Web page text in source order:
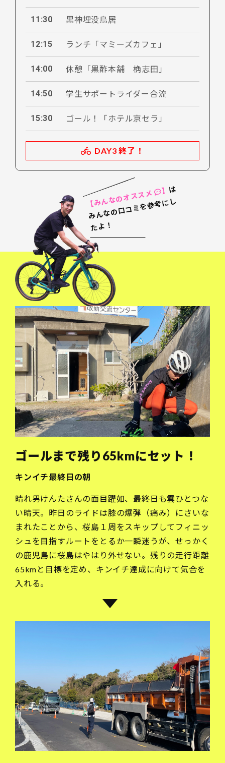
11:30 黒神埋没鳥居
12:15 ランチ「マミーズカフェ」
14:00 休憩「黒酢本舗 桷志田」
14:50 学生サポートライダー合流
15:30 ゴール！「ホテル京セラ」
DAY3 終了！
【みんなのオススメ 】は
み
ん
な
の
口
コ
ミ
を
参
考
に
し
た
よ
！
ゴールまで残り65kmにセット！
キンイチ最終日の朝
晴れ男けんたさんの面目躍如、最終日も雲ひとつな
い晴天。昨日のライドは膝の爆弾（痛み）にさいな
まれたことから、桜島１周をスキップしてフィニッ
シュを目指すルートをとるか一瞬迷うが、せっかく
の鹿児島に桜島はやはり外せない。残りの走行距離
65kmと目標を定め、キンイチ達成に向けて気合を
入れる。